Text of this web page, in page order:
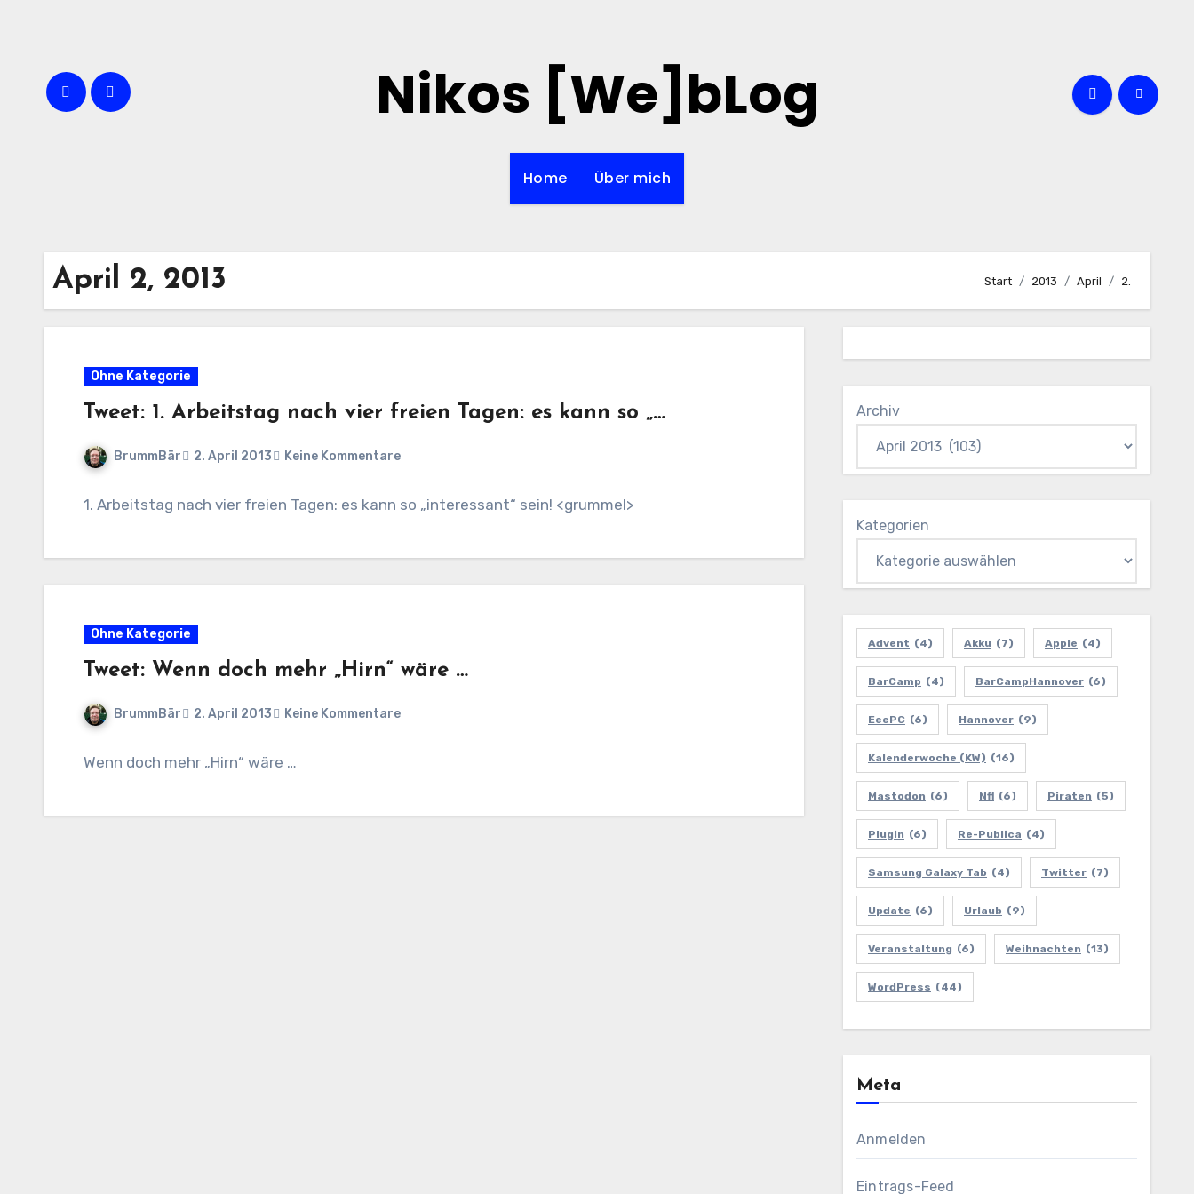
Nikos [We]bLog
Home Über mich
April 2, 2013 Start 2013 April 2.
Ohne Kategorie
Tweet: 1. Arbeitstag nach vier freien Tagen: es kann so „…
BrummBär 2. April 2013 Keine Kommentare
1. Arbeitstag nach vier freien Tagen: es kann so „interessant“ sein! <grummel>
Ohne Kategorie
Tweet: Wenn doch mehr „Hirn“ wäre …
BrummBär 2. April 2013 Keine Kommentare
Wenn doch mehr „Hirn“ wäre …
Archiv
Kategorien
Advent (4) Akku (7) Apple (4)
BarCamp (4) BarCampHannover (6)
EeePC (6) Hannover (9)
Kalenderwoche (KW) (16)
Mastodon (6) Nfl (6) Piraten (5)
Plugin (6) Re-Publica (4)
Samsung Galaxy Tab (4) Twitter (7)
Update (6) Urlaub (9)
Veranstaltung (6) Weihnachten (13)
WordPress (44)
Meta
Anmelden
Eintrags-Feed